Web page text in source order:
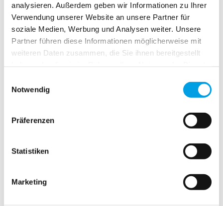
analysieren. Außerdem geben wir Informationen zu Ihrer
Verwendung unserer Website an unsere Partner für
soziale Medien, Werbung und Analysen weiter. Unsere
Partner führen diese Informationen möglicherweise mit
weiteren Daten zusammen, die Sie ihnen bereitgestellt
Notwendig
Präferenzen
Statistiken
Marketing
Im neuen Praxis-Schulungszentrum zeigen Michael Görg
(Trainer & Koordinator) und Florian Lister (Abteilungsleiter
Marketing), wie POLYGON Deutschland Weiterbildung
praxisnah und zukunftsorientiert gestaltet.
WEITERLESEN
Alles anzeigen
2026